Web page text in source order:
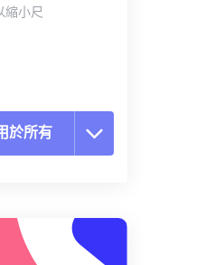
縮小尺
於所有
設